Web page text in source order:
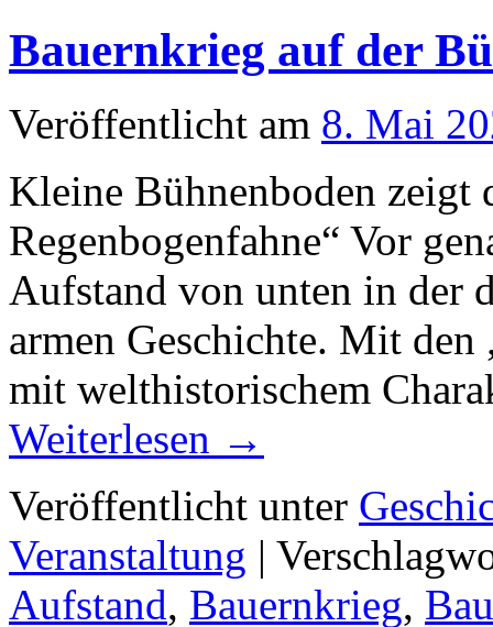
Bauernkrieg auf der
Veröffentlicht am 8. Mai
Kleine Bühnenboden zeigt
Regenbogenfahne“ Vor
Aufstand von unten in der
armen Geschichte. Mit
mit welthistorischem
Weiterlesen →
Veröffentlicht unter
Veranstaltung |
Aufstand, Bauernkrieg,